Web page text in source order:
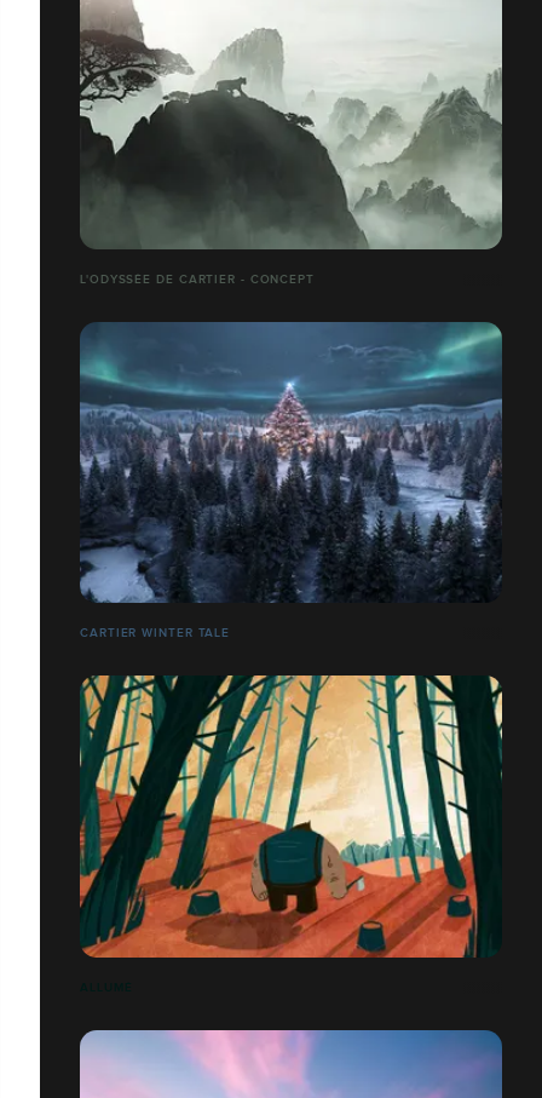
L'ODYSSÉE DE CARTIER - CONCEPT
CARTIER WINTER TALE
ALLUMÉ